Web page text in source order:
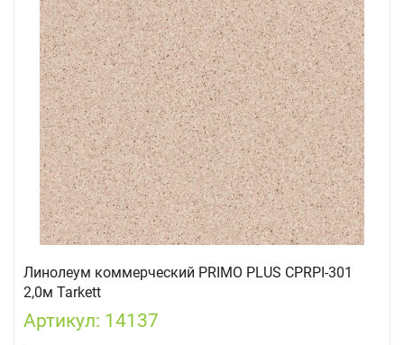
Линолеум коммерческий PRIMO PLUS CPRPI-301
2,0м Tarkett
Артикул: 14137